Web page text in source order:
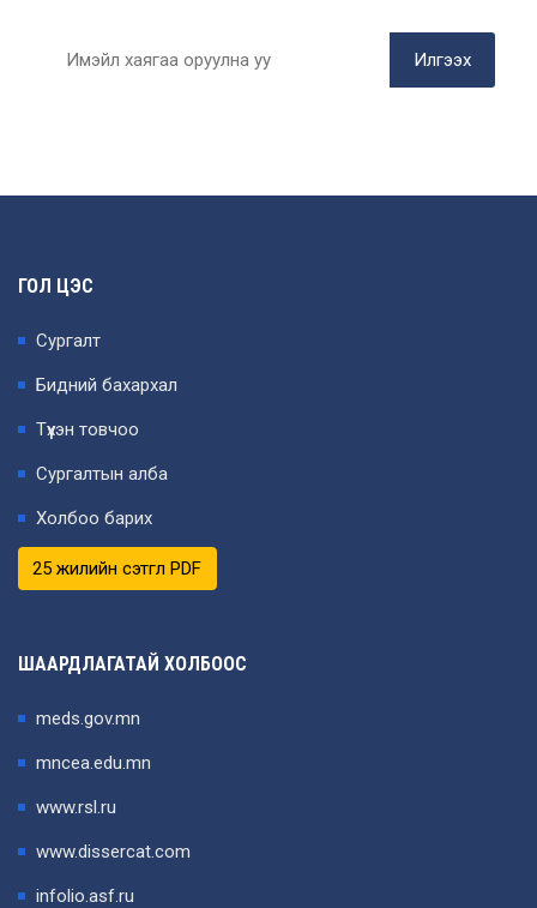
Илгээх
ГОЛ ЦЭС
Сургалт
Бидний бахархал
Түүхэн товчоо
Сургалтын алба
Холбоо барих
25 жилийн сэтгүүл PDF
ШААРДЛАГАТАЙ ХОЛБООС
meds.gov.mn
mncea.edu.mn
www.rsl.ru
www.dissercat.com
infolio.asf.ru